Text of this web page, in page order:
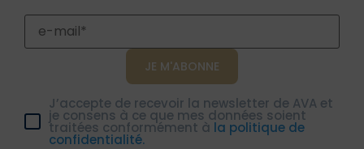
J’accepte de recevoir la newsletter de AVA et
je consens à ce que mes données soient
traitées conformément à la politique de
confidentialité.